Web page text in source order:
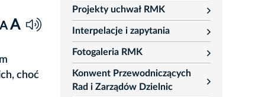
A A
choć
Projekty uchwał RMK
rozwiń
Interpelacje i zapytania
rozwiń
Fotogaleria RMK
rozwiń
Konwent Przewodniczących
Rad i Zarządów Dzielnic
rozwiń